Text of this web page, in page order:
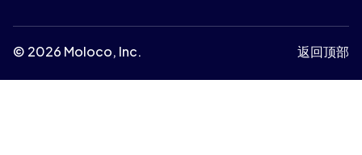
© 2026 Moloco, Inc. 返回顶部